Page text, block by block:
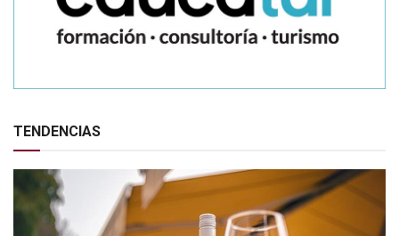
TENDENCIAS